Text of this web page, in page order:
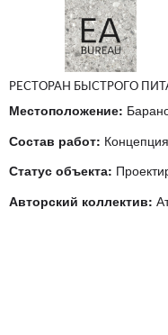
РЕСТОРАН БЫСТРОГО
Местоположение:
Состав работ:
Статус объекта:
Авторский коллектив: